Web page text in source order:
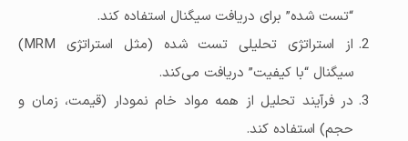
“تست شده” برای دریافت سیگنال استفاده کند.
از استراتژی تحلیلی تست شده (مثل استراتژی MRM)
سیگنال “با کیفیت” دریافت می‌کند.
در فرآیند تحلیل از همه مواد خام نمودار (قیمت، زمان و
حجم) استفاده کند.